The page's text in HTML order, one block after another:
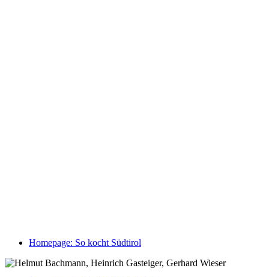
Homepage: So kocht Südtirol